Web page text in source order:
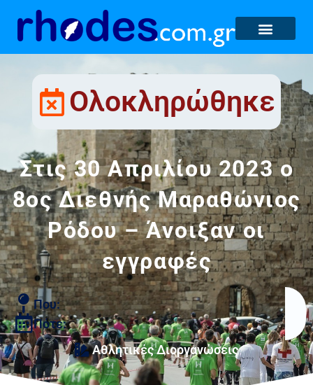
Ολοκληρώθηκε
Στις 30 Απριλίου 2023 ο
8ος Διεθνής Μαραθώνιος
Ρόδου – Άνοιξαν οι
εγγραφές
Που:
Πότε:
Αθλητικές Διοργανώσεις